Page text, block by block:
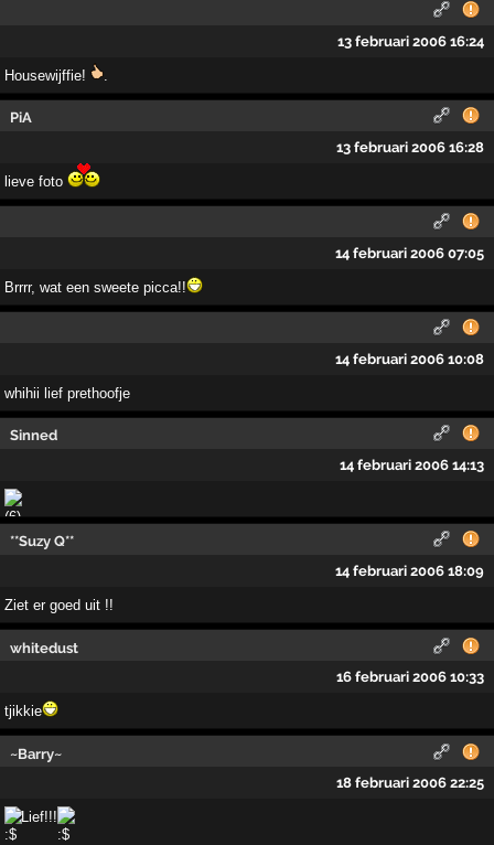
13 februari 2006 16:24
Housewijffie!
PiA
13 februari 2006 16:28
lieve foto
14 februari 2006 07:05
Brrrr, wat een sweete picca!!
14 februari 2006 10:08
whihii lief prethoofje
Sinned
14 februari 2006 14:13
**Suzy Q**
14 februari 2006 18:09
Ziet er goed uit !!
whitedust
16 februari 2006 10:33
tjikkie
~Barry~
18 februari 2006 22:25
Lief!!!